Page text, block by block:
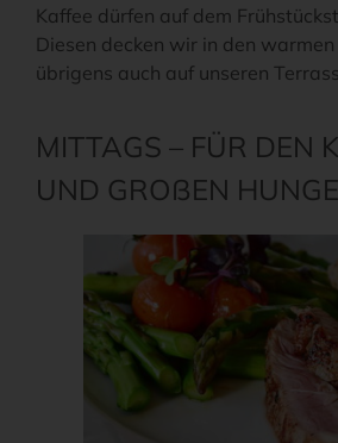
Kaffee dürfen auf dem
Diesen decken wir in den warmen
übrigens auch auf unseren
MITTAGS – FÜR DEN
UND GROßEN